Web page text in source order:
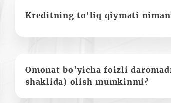
Kreditning to'liq qiymati
Omonat bo'yicha foizli
shaklida) olish mumkinmi?